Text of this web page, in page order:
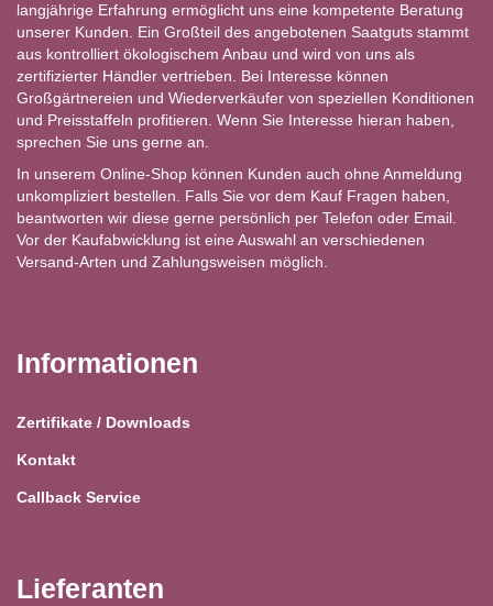
langjährige Erfahrung ermöglicht uns eine kompetente Beratung
unserer Kunden. Ein Großteil des angebotenen Saatguts stammt
aus kontrolliert ökologischem Anbau und wird von uns als
zertifizierter Händler vertrieben. Bei Interesse können
Großgärtnereien und Wiederverkäufer von speziellen Konditionen
und Preisstaffeln profitieren. Wenn Sie Interesse hieran haben,
sprechen Sie uns gerne an.
In unserem Online-Shop können Kunden auch ohne Anmeldung
unkompliziert bestellen. Falls Sie vor dem Kauf Fragen haben,
beantworten wir diese gerne persönlich per Telefon oder Email.
Vor der Kaufabwicklung ist eine Auswahl an verschiedenen
Versand-Arten und Zahlungsweisen möglich.
Informationen
Zertifikate / Downloads
Kontakt
Callback Service
Lieferanten